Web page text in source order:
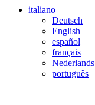
italiano
Deutsch
English
español
français
Nederlands
português